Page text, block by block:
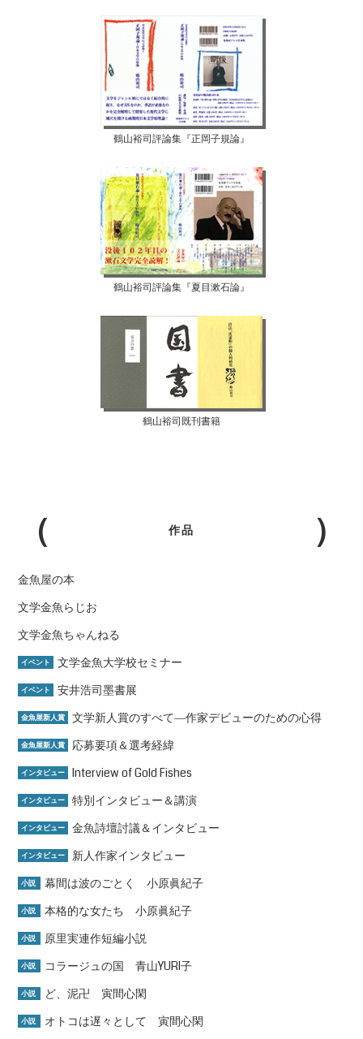
鶴山裕司評論集『正岡子規論』
鶴山裕司評論集『夏目漱石論』
鶴山裕司既刊書籍
作品
金魚屋の本
文学金魚らじお
文学金魚ちゃんねる
イベント 文学金魚大学校セミナー
イベント 安井浩司墨書展
金魚屋新人賞 文学新人賞のすべて―作家デビューのための心得
金魚屋新人賞 応募要項＆選考経緯
インタビュー Interview of Gold Fishes
インタビュー 特別インタビュー＆講演
インタビュー 金魚詩壇討議＆インタビュー
インタビュー 新人作家インタビュー
小説 幕間は波のごとく 小原眞紀子
小説 本格的な女たち 小原眞紀子
小説 原里実連作短編小説
小説 コラージュの国 青山YURI子
小説 ど、泥卍 寅間心閑
小説 オトコは遅々として 寅間心閑